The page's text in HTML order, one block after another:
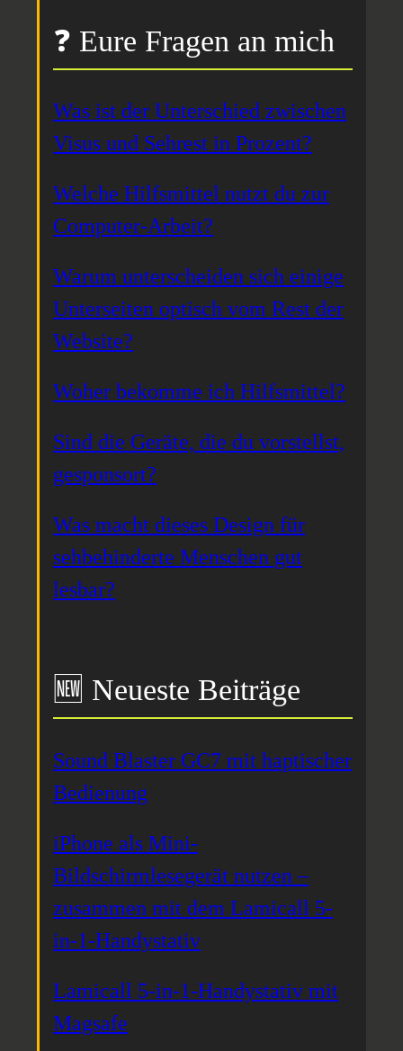
❓ Eure Fragen an mich
Was ist der Unterschied zwischen
Visus und Sehrest in Prozent?
Welche Hilfsmittel nutzt du zur
Computer-Arbeit?
Warum unterscheiden sich einige
Unterseiten optisch vom Rest der
Website?
Woher bekomme ich Hilfsmittel?
Sind die Geräte, die du vorstellst,
gesponsort?
Was macht dieses Design für
sehbehinderte Menschen gut
lesbar?
🆕 Neueste Beiträge
Sound Blaster GC7 mit haptischer
Bedienung
iPhone als Mini-
Bildschirmlesegerät nutzen –
zusammen mit dem Lamicall 5-
in-1-Handystativ
Lamicall 5-in-1-Handystativ mit
Magsafe